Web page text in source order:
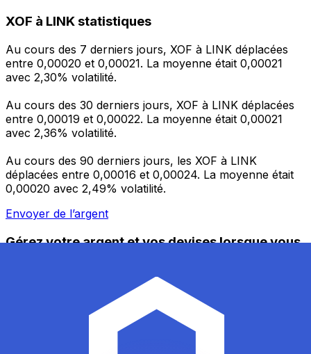
XOF à LINK statistiques
Au cours des 7 derniers jours, XOF à LINK déplacées
entre 0,00020 et 0,00021. La moyenne était 0,00021
avec 2,30% volatilité.
Au cours des 30 derniers jours, XOF à LINK déplacées
entre 0,00019 et 0,00022. La moyenne était 0,00021
avec 2,36% volatilité.
Au cours des 90 derniers jours, les XOF à LINK
déplacées entre 0,00016 et 0,00024. La moyenne était
0,00020 avec 2,49% volatilité.
Envoyer de l’argent
Gérez votre argent et vos devises lorsque vous
L'application Xe réunit toutes les fonctionnalités
nécessaires pour vos transferts d'argent internationaux
et la gestion de vos devises. Convertissez des devises,
programmez des alertes de taux et transférez de